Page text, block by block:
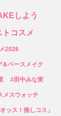
しよう
コスメ
2026
ベースメイク
#田中みな実
メスウォッチ
ッス！推しコス」